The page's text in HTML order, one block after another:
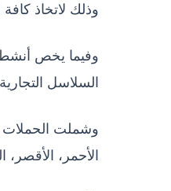
وذلك لاتخاذ كافة
السلاسل
وشملت الحملات
الأحمر، الأقصر،